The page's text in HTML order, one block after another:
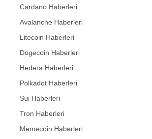
Cardano Haberleri
Avalanche Haberleri
Litecoin Haberleri
Dogecoin Haberleri
Hedera Haberleri
Polkadot Haberleri
Sui Haberleri
Tron Haberleri
Memecoin Haberleri